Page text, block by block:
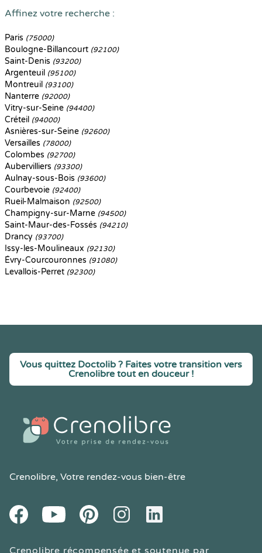
Affinez votre recherche :
Paris (75000)
Boulogne-Billancourt (92100)
Saint-Denis (93200)
Argenteuil (95100)
Montreuil (93100)
Nanterre (92000)
Vitry-sur-Seine (94400)
Créteil (94000)
Asnières-sur-Seine (92600)
Versailles (78000)
Colombes (92700)
Aubervilliers (93300)
Aulnay-sous-Bois (93600)
Courbevoie (92400)
Rueil-Malmaison (92500)
Champigny-sur-Marne (94500)
Saint-Maur-des-Fossés (94210)
Drancy (93700)
Issy-les-Moulineaux (92130)
Évry-Courcouronnes (91080)
Levallois-Perret (92300)
Vous quittez Doctolib ? Faites votre transition vers
Crenolibre tout en douceur !
Crenolibre, Votre rendez-vous bien-être
FacebookYoutube PinteresetInstagramLinkedIn
Crenolibre récompensée et soutenue par